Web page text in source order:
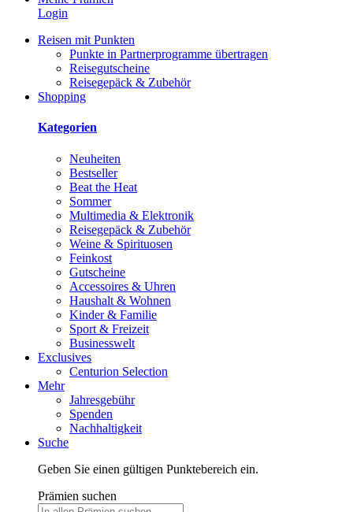
Login
Reisen mit Punkten
Punkte in Partnerprogramme übertragen
Reisegutscheine
Reisegepäck & Zubehör
Shopping
Kategorien
Neuheiten
Bestseller
Beat the Heat
Sommer
Multimedia & Elektronik
Reisegepäck & Zubehör
Weine & Spirituosen
Feinkost
Gutscheine
Accessoires & Uhren
Haushalt & Wohnen
Kinder & Familie
Sport & Freizeit
Businesswelt
Exclusives
Centurion Selection
Mehr
Jahresgebühr
Spenden
Nachhaltigkeit
Suche
Geben Sie einen gültigen Punktebereich ein.
Prämien suchen